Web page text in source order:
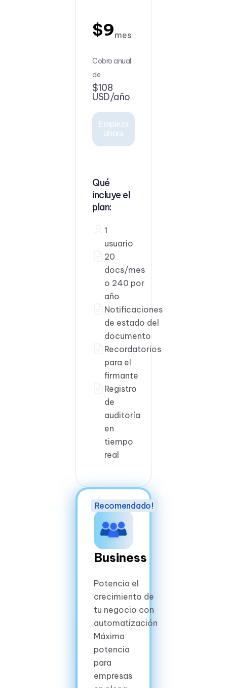
$9mes
Cobro anual
de
$108
USD/año
Empieza
ahora
Qué
incluye el
plan:
1
usuario
20
docs/mes
o 240 por
año
Notificaciones
de estado del
documento
Recordatorios
para el
firmante
Registro
de
auditoría
en
tiempo
real
Business
Potencia el
crecimiento de
tu negocio con
automatización
Máxima
potencia
para
empresas